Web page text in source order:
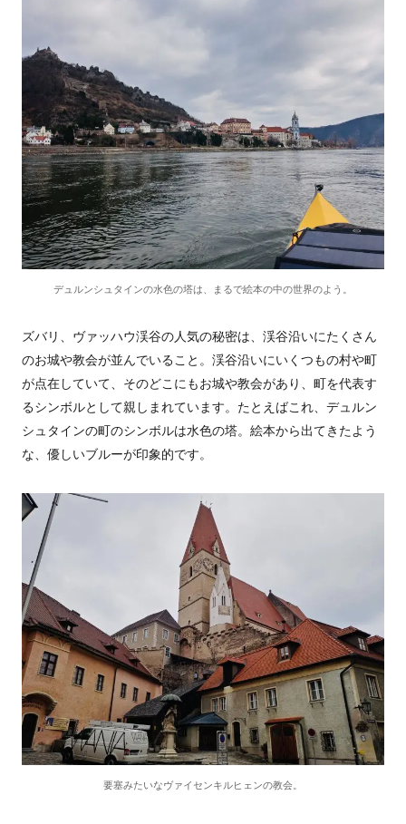
デュルンシュタインの水色の塔は、まるで絵本の中の世界のよう。
ズバリ、ヴァッハウ渓谷の人気の秘密は、渓谷沿いにたくさん
のお城や教会が並んでいること。渓谷沿いにいくつもの村や町
が点在していて、そのどこにもお城や教会があり、町を代表す
るシンボルとして親しまれています。たとえばこれ、デュルン
シュタインの町のシンボルは水色の塔。絵本から出てきたよう
な、優しいブルーが印象的です。
要塞みたいなヴァイセンキルヒェンの教会。